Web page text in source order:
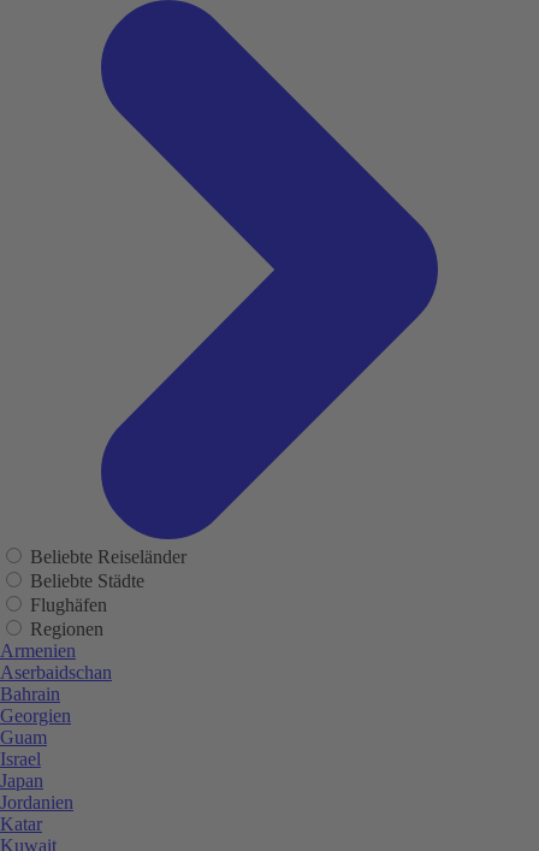
Beliebte Reiseländer
Beliebte Städte
Flughäfen
Regionen
Armenien
Aserbaidschan
Bahrain
Georgien
Guam
Israel
Japan
Jordanien
Katar
Kuwait